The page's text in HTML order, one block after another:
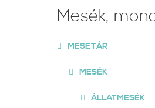
Mesék,
MESETÁR
MESÉK
ÁLLATMESÉK